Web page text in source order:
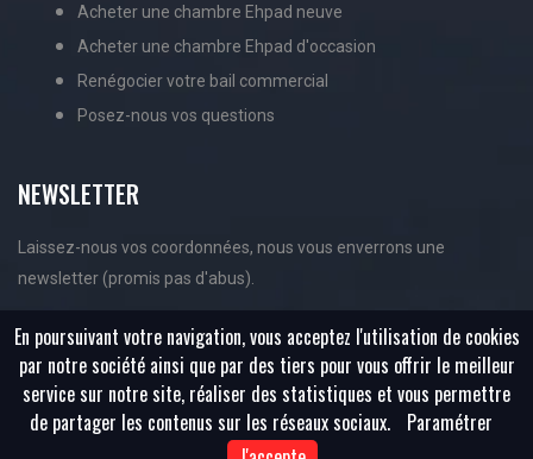
Acheter une chambre Ehpad neuve
Acheter une chambre Ehpad d'occasion
Renégocier votre bail commercial
Posez-nous vos questions
NEWSLETTER
Laissez-nous vos coordonnées, nous vous enverrons une
newsletter (promis pas d'abus).
En poursuivant votre navigation, vous acceptez l'utilisation de cookies
par notre société ainsi que par des tiers pour vous offrir le meilleur
service sur notre site, réaliser des statistiques et vous permettre
de partager les contenus sur les réseaux sociaux.
Paramétrer